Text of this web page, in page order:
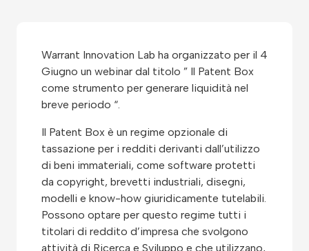
Warrant Innovation Lab ha organizzato per il 4
Giugno un webinar dal titolo ” Il Patent Box
come strumento per generare liquidità nel
breve periodo “.
Il Patent Box è un regime opzionale di
tassazione per i redditi derivanti dall’utilizzo
di beni immateriali, come software protetti
da copyright, brevetti industriali, disegni,
modelli e know-how giuridicamente tutelabili.
Possono optare per questo regime tutti i
titolari di reddito d’impresa che svolgono
attività di Ricerca e Sviluppo e che utilizzano,